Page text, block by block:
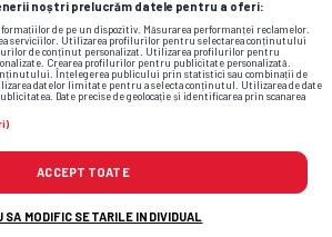
noștri prelucrăm datele pentru a oferi:
de pe un dispozitiv. Măsurarea performanței reclamelor.
serviciilor. Utilizarea profilurilor pentru selectarea conținutului
de conținut personalizat. Utilizarea profilurilor pentru
Crearea profilurilor pentru publicitate personalizată.
Înțelegerea publicului prin statistici sau combinații de
datelor limitate pentru a selecta conținutul. Utilizarea de date
Date precise de geolocație și identificarea prin scanarea
ACCEPT TOATE
SA MODIFIC SETARILE INDIVIDUAL